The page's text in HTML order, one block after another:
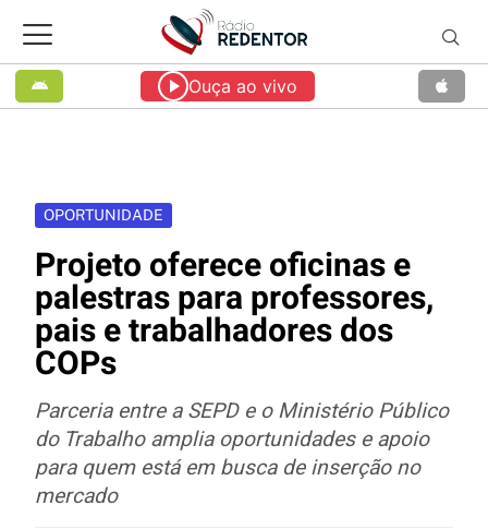
Ouça ao vivo
OPORTUNIDADE
Projeto oferece oficinas e
palestras para professores,
pais e trabalhadores dos
COPs
Parceria entre a SEPD e o Ministério Público
do Trabalho amplia oportunidades e apoio
para quem está em busca de inserção no
mercado